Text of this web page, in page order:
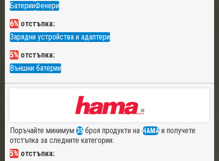
БатерииФенери
6% отстъпка:
Зарядни устройства и адаптери
5% отстъпка:
Външни батерии
Поръчайте минимум 35 броя продукти на HAMA и получете
отстъпка за следните категории:
5% отстъпка: